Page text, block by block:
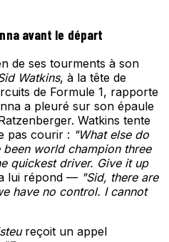
avant le départ
de ses tourments à son
Watkins, à la tête de
de Formule 1, rapporte
a pleuré sur son épaule
Watkins tente
pas courir : "What else do
world champion three
quickest driver. Give it up
lui répond — "Sid, there are
have no control. I cannot
reçoit un appel